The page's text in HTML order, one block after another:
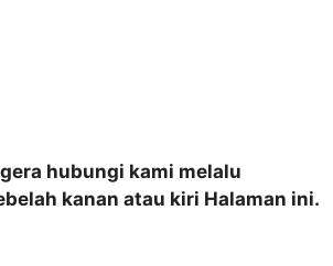
hubungi kami melalu
kanan atau kiri Halaman ini.